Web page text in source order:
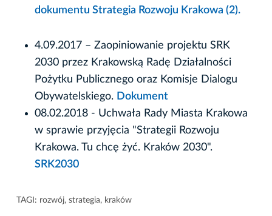
dokumentu Strategia Rozwoju Krakowa (2).
4.09.2017 – Zaopiniowanie projektu SRK
2030 przez Krakowską Radę Działalności
Pożytku Publicznego oraz Komisje Dialogu
Obywatelskiego. Dokument
08.02.2018 - Uchwała Rady Miasta Krakowa
w sprawie przyjęcia "Strategii Rozwoju
Krakowa. Tu chcę żyć. Kraków 2030".
SRK2030
TAGI: rozwój, strategia, kraków